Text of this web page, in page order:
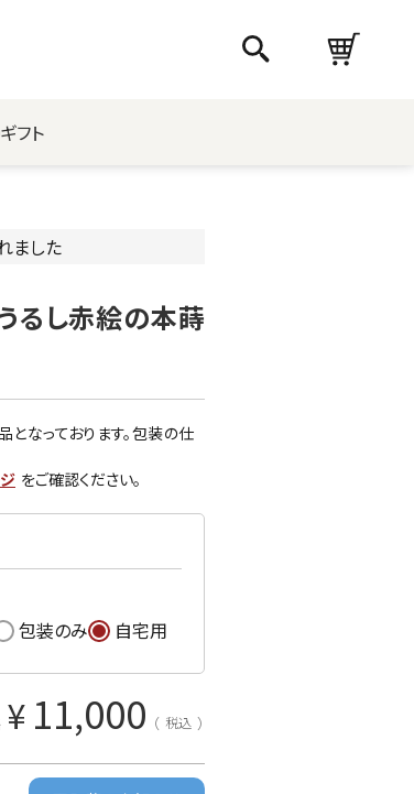
フト
ました
るし赤絵の本蒔
なっております。包装の仕
をご確認ください。
包装のみ 自宅用
¥ 11,000 税込